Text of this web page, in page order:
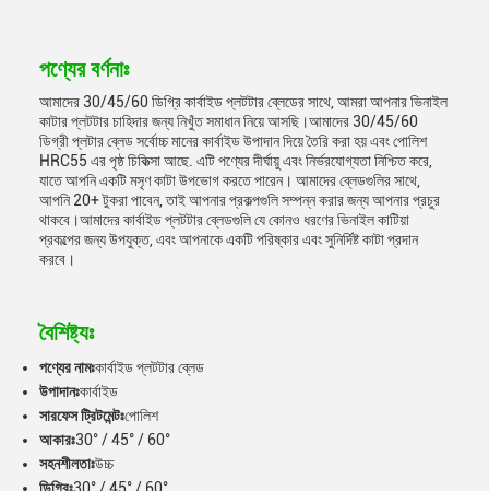
পণ্যের বর্ণনাঃ
আমাদের 30/45/60 ডিগ্রি কার্বাইড প্লটটার ব্লেডের সাথে, আমরা আপনার ভিনাইল
কাটার প্লটটার চাহিদার জন্য নিখুঁত সমাধান নিয়ে আসছি।আমাদের 30/45/60
ডিগ্রী প্লটার ব্লেড সর্বোচ্চ মানের কার্বাইড উপাদান দিয়ে তৈরি করা হয় এবং পোলিশ
HRC55 এর পৃষ্ঠ চিকিত্সা আছে. এটি পণ্যের দীর্ঘায়ু এবং নির্ভরযোগ্যতা নিশ্চিত করে,
যাতে আপনি একটি মসৃণ কাটা উপভোগ করতে পারেন। আমাদের ব্লেডগুলির সাথে,
আপনি 20+ টুকরা পাবেন, তাই আপনার প্রকল্পগুলি সম্পন্ন করার জন্য আপনার প্রচুর
থাকবে।আমাদের কার্বাইড প্লটটার ব্লেডগুলি যে কোনও ধরণের ভিনাইল কাটিয়া
প্রকল্পের জন্য উপযুক্ত, এবং আপনাকে একটি পরিষ্কার এবং সুনির্দিষ্ট কাটা প্রদান
করবে।
বৈশিষ্ট্যঃ
পণ্যের নামঃকার্বাইড প্লটটার ব্লেড
উপাদানঃকার্বাইড
সারফেস ট্রিটমেন্টঃপোলিশ
আকারঃ30° / 45° / 60°
সহনশীলতাঃউচ্চ